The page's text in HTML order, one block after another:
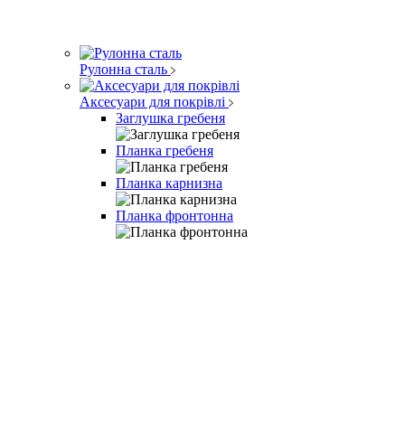
Рулонна сталь
Аксесуари для покрівлі
Заглушка гребеня
Планка гребеня
Планка карнизна
Планка фронтонна